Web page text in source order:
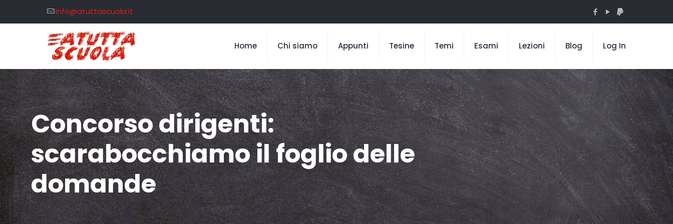
info@atuttascuola.it
Home Chi siamo Appunti Tesine Temi Esami Lezioni Blog Log In
Concorso dirigenti:
scarabocchiamo il foglio delle
domande